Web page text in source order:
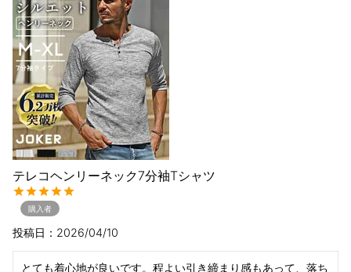
テレコヘンリーネック7分袖Tシャツ
購入者
投稿日 2026/04/10
とても着心地が良いです。程よい引き締まり感もあって、落ち